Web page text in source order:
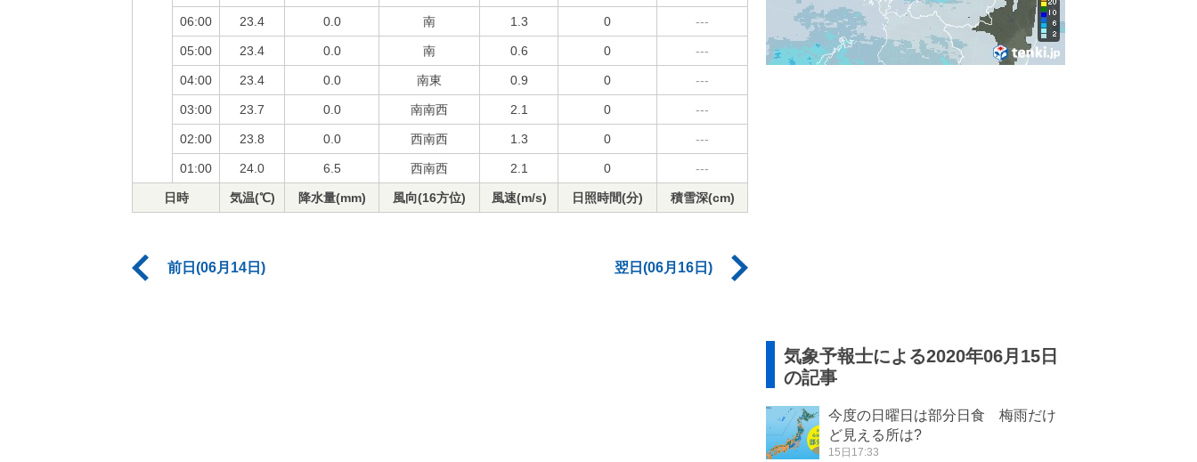
06:00 23.4 0.0 南 1.3 0 ---
05:00 23.4 0.0 南 0.6 0 ---
04:00 23.4 0.0 南東 0.9 0 ---
03:00 23.7 0.0 南南西 2.1 0 ---
02:00 23.8 0.0 西南西 1.3 0 ---
01:00 24.0 6.5 西南西 2.1 0 ---
日時 気温(℃) 降水量(mm) 風向(16方位) 風速(m/s) 日照時間(分) 積雪深(cm)
前日(06月14日) 翌日(06月16日)
気象予報士による2020年06月15日
の記事
今度の日曜日は部分日食 梅雨だけ
ど見える所は?
15日17:33